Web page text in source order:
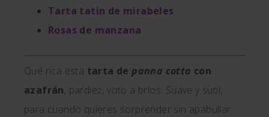
Tarta tatin de mirabeles
Rosas de manzana
Qué rica esta tarta depanna cotta con
azafrán, pardiez, voto a bríos. Suave y sutil,
para cuando quieres sorprender sin apabullar.